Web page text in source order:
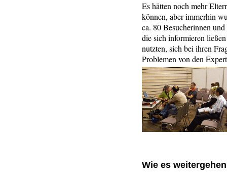
Es hätten noch mehr
können, aber immerhin
ca. 80 Besucherinnen
die sich informieren
nutzten, sich bei ihren
Problemen von den
Wie es